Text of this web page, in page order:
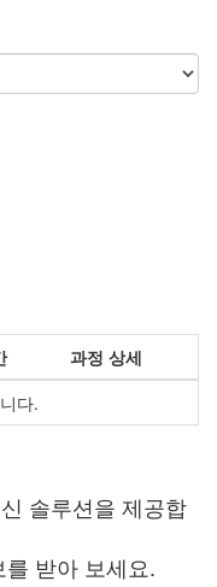
과정 상세
다.
솔루션을 제공합
받아 보세요.